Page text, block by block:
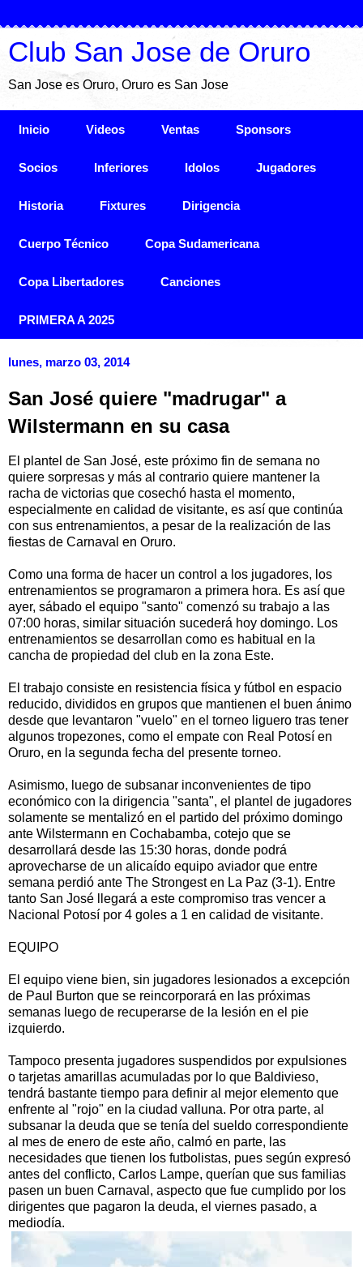
Club San Jose de Oruro
San Jose es Oruro, Oruro es San Jose
Inicio Videos Ventas Sponsors
Socios Inferiores Idolos Jugadores
Historia Fixtures Dirigencia
Cuerpo Técnico Copa Sudamericana
Copa Libertadores Canciones
PRIMERA A 2025
lunes, marzo 03, 2014
San José quiere "madrugar" a
Wilstermann en su casa
El plantel de San José, este próximo fin de semana no
quiere sorpresas y más al contrario quiere mantener la
racha de victorias que cosechó hasta el momento,
especialmente en calidad de visitante, es así que continúa
con sus entrenamientos, a pesar de la realización de las
fiestas de Carnaval en Oruro.
Como una forma de hacer un control a los jugadores, los
entrenamientos se programaron a primera hora. Es así que
ayer, sábado el equipo "santo" comenzó su trabajo a las
07:00 horas, similar situación sucederá hoy domingo. Los
entrenamientos se desarrollan como es habitual en la
cancha de propiedad del club en la zona Este.
El trabajo consiste en resistencia física y fútbol en espacio
reducido, divididos en grupos que mantienen el buen ánimo
desde que levantaron "vuelo" en el torneo liguero tras tener
algunos tropezones, como el empate con Real Potosí en
Oruro, en la segunda fecha del presente torneo.
Asimismo, luego de subsanar inconvenientes de tipo
económico con la dirigencia "santa", el plantel de jugadores
solamente se mentalizó en el partido del próximo domingo
ante Wilstermann en Cochabamba, cotejo que se
desarrollará desde las 15:30 horas, donde podrá
aprovecharse de un alicaído equipo aviador que entre
semana perdió ante The Strongest en La Paz (3-1). Entre
tanto San José llegará a este compromiso tras vencer a
Nacional Potosí por 4 goles a 1 en calidad de visitante.
EQUIPO
El equipo viene bien, sin jugadores lesionados a excepción
de Paul Burton que se reincorporará en las próximas
semanas luego de recuperarse de la lesión en el pie
izquierdo.
Tampoco presenta jugadores suspendidos por expulsiones
o tarjetas amarillas acumuladas por lo que Baldivieso,
tendrá bastante tiempo para definir al mejor elemento que
enfrente al "rojo" en la ciudad valluna. Por otra parte, al
subsanar la deuda que se tenía del sueldo correspondiente
al mes de enero de este año, calmó en parte, las
necesidades que tienen los futbolistas, pues según expresó
antes del conflicto, Carlos Lampe, querían que sus familias
pasen un buen Carnaval, aspecto que fue cumplido por los
dirigentes que pagaron la deuda, el viernes pasado, a
mediodía.